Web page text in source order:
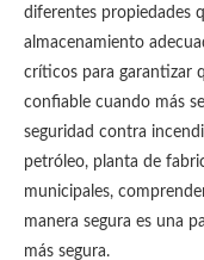
diferentes propiedades
almacenamiento
críticos para garantizar
confiable cuando más
seguridad contra
petróleo, planta de
municipales,
manera segura es una
más segura.